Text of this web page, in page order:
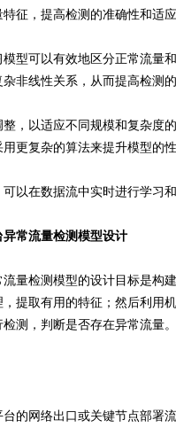
征，提高检测的准确性和适
型可以有效地区分正常流量
非线性关系，从而提高检测
，以适应不同规模和复杂度
更复杂的算法来提升模型的
以在数据流中实时进行学习
常流量检测模型设计
流量检测模型的设计目标是构
提取有用的特征；然后利用
测，判断是否存在异常流量。
台的网络出口或关键节点部署